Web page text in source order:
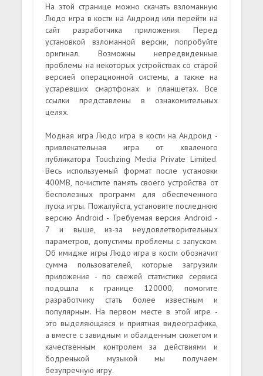
На этой странице можно скачать взломанную
Людо игра в кости на Андроид или перейти на
сайт разработчика приложения. Перед
установкой взломанной версии, попробуйте
оригинал. Возможны непредвиденные
проблемы на некоторых устройствах со старой
версией операционной системы, а также на
устаревших смартфонах и планшетах. Все
ссылки представлены в ознакомительных
целях.
Модная игра Людо игра в кости на Андроид -
привлекательная игра от хваленого
публикатора Touchzing Media Private Limited.
Весь используемый формат после установки
400MB, почистите память своего устройства от
бесполезных программ для обеспеченного
пуска игры. Пожалуйста, установите последнюю
версию Android - Требуемая версия Android -
7 и выше, из-за неудовлетворительных
параметров, допустимы проблемы с запуском.
Об имидже игры Людо игра в кости обозначит
сумма пользователей, которые загрузили
приложение - по свежей статистике сервиса
подошла к границе 120000, помогите
разработчику стать более известным и
популярным. На первом месте в этой игре -
это выделяющаяся и приятная видеографика,
а вместе с завидным и обалденным сюжетом и
качественным контролем за действиями и
бодренькой музыкой мы получаем
безупречную игру.